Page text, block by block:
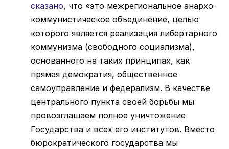
сказано, что «это межрегиональное анархо-
коммунистическое объединение, целью
которого является реализация либертарного
коммунизма (свободного социализма),
основанного на таких принципах, как
прямая демократия, общественное
самоуправление и федерализм. В качестве
центрального пункта своей борьбы мы
провозглашаем полное уничтожение
Государства и всех его институтов. Вместо
бюрократического государства мы